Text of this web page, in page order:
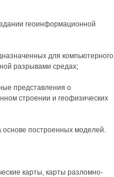
геоинформационной
для компьютерного
разрывами средах;
представления о
строении и геофизических
построенных моделей.
карты, карты разломно-